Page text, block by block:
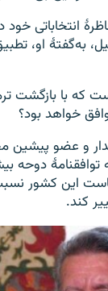
انتخاباتی
به‌گفتۀ او،
که با بازگشت
خواهد بود؟
و عضو
دوحه
این کشور
کند.